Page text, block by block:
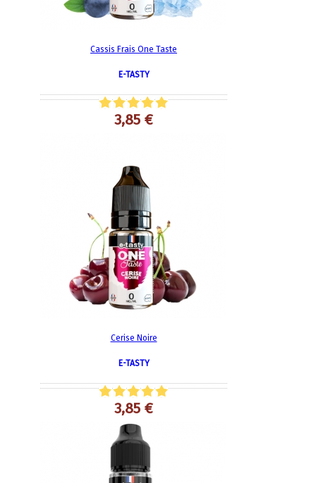
Cassis Frais One Taste
E-TASTY
3,85 €
Cerise Noire
E-TASTY
3,85 €